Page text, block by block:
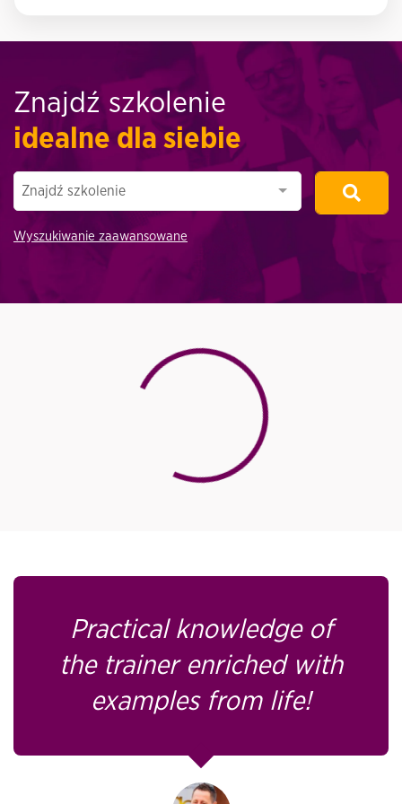
Znajdź szkolenie
idealne dla siebie
Znajdź szkolenie
Wyszukiwanie zaawansowane
Loading...
Practical knowledge of
the trainer enriched with
examples from life!
Dziękuję za szkolenie!
Dawno nie
uczestniczyłam w tak
przeprowadzonym